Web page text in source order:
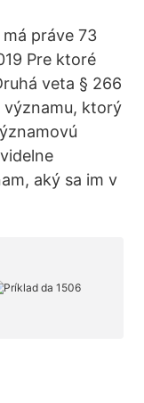
práve 73
Pre ktoré
veta § 266
významu, ktorý
aký sa im v